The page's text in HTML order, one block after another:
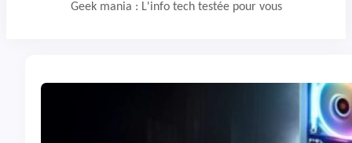
Geek mania : L'info tech testée pour vous